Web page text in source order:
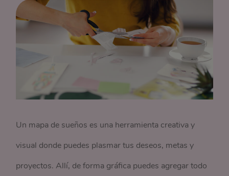
Un mapa de sueños es una herramienta creativa y
visual donde puedes plasmar tus deseos, metas y
proyectos. Allí, de forma gráfica puedes agregar todo